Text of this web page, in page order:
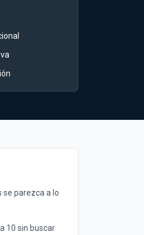
se parezca a lo
10 sin buscar